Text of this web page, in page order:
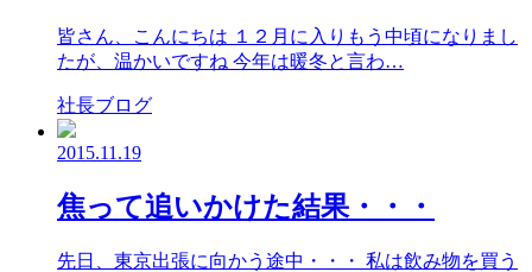
皆さん、こんにちは １２月に入りもう中頃になりまし
たが、温かいですね 今年は暖冬と言わ…
社長ブログ
2015.11.19
焦って追いかけた結果・・・
先日、東京出張に向かう途中・・・ 私は飲み物を買う